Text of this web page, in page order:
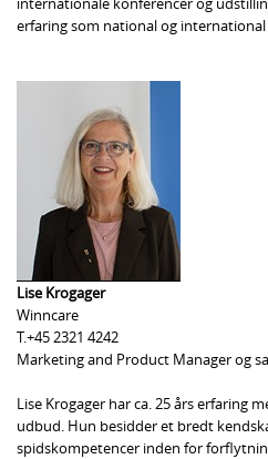
erfaring som national og
Lise Krogager
Winncare
T.+45 2321 4242
Marketing and Product Manager og
Lise Krogager har ca. 25 års erfaring
udbud. Hun besidder et bredt
spidskompetencer inden for